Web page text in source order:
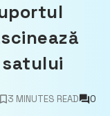
3 MINUTES READ 0